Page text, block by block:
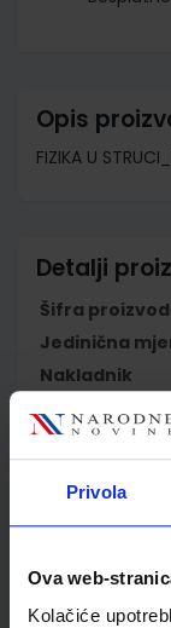
Privola
Ova web-
Kolačiće
Opis
FIZIKA U
Detalji
Šifra
Jedinična
Nakladnik
Školski razred
Vrsta
Vrsta škole